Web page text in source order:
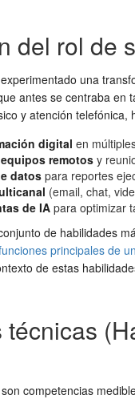
del rol de
una
antes se centraba en
y atención telefónica,
digital en
remotos y
datos para reportes
(email, chat,
de IA para optimizar
de habilidades
principales de
de estas
competencias